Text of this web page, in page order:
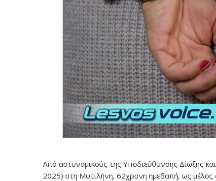
Από αστυνομικούς της Υποδιεύθυνσης Δίωξης
2025) στη Μυτιλήνη, 62χρονη ημεδαπή, ως